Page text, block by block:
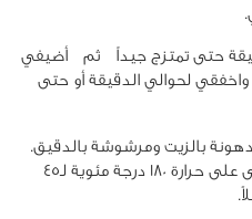
.
حتى تمتزج جيداً ثم أضيفي
واخفقي لحوالي الدقيقة أو حتى
بالزيت ومرشوشة بالدقيق.
وأدخلي الصينية إلى فرن محمى على حرارة 180 درجة مئوية لـ45
.